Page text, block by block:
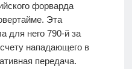
форварда
Эта
для него 790-й за
нападающего в
передача.